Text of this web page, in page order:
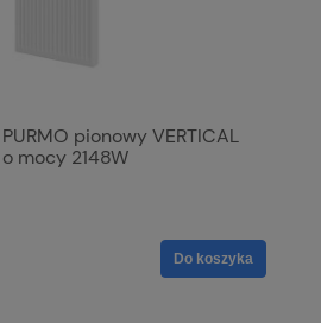
pionowy VERTICAL
mocy 2148W
Do koszyka